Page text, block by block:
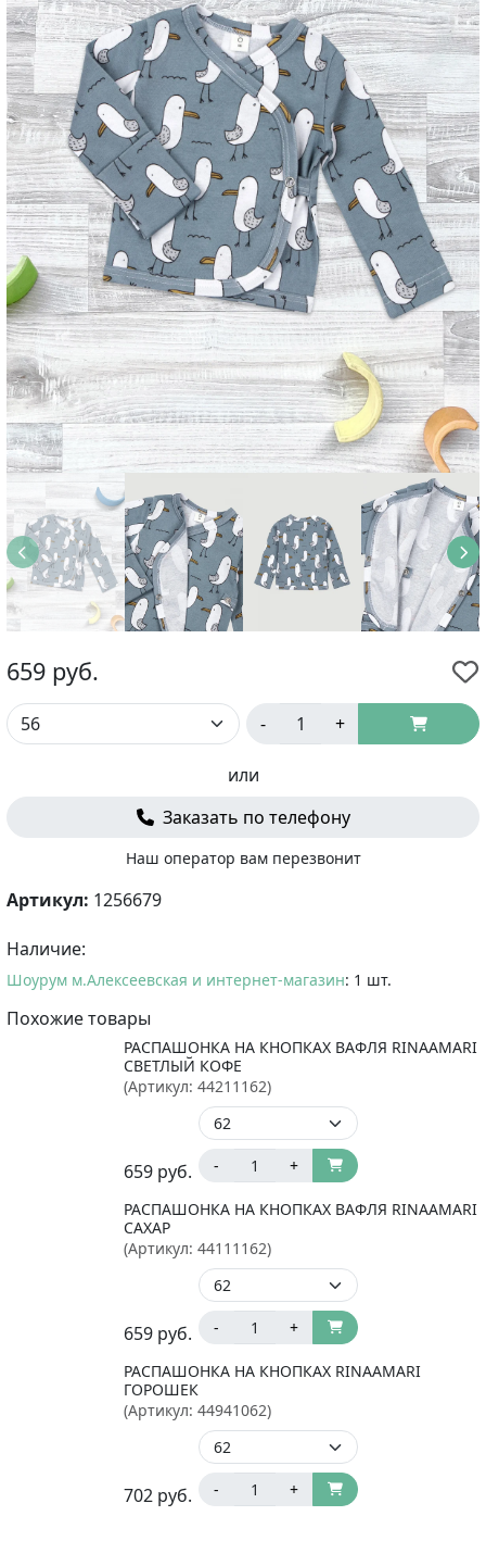
659 руб.
- +
или
Заказать по телефону
Наш оператор вам перезвонит
Артикул: 1256679
Наличие:
Шоурум м.Алексеевская и интернет-магазин: 1 шт.
Похожие товары
РАСПАШОНКА НА КНОПКАХ ВАФЛЯ RINAAMARI
СВЕТЛЫЙ КОФЕ
(Артикул: 44211162)
659 руб. - +
РАСПАШОНКА НА КНОПКАХ ВАФЛЯ RINAAMARI
САХАР
(Артикул: 44111162)
659 руб. - +
РАСПАШОНКА НА КНОПКАХ RINAAMARI
ГОРОШЕК
(Артикул: 44941062)
702 руб. - +